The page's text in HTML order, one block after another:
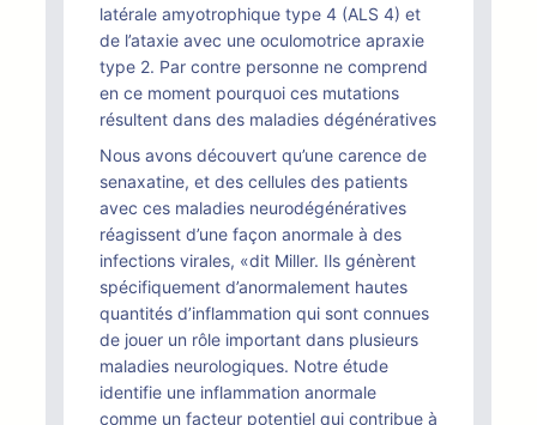
latérale amyotrophique type 4 (ALS 4) et
de l’ataxie avec une oculomotrice apraxie
type 2. Par contre personne ne comprend
en ce moment pourquoi ces mutations
résultent dans des maladies dégénératives
Nous avons découvert qu’une carence de
senaxatine, et des cellules des patients
avec ces maladies neurodégénératives
réagissent d’une façon anormale à des
infections virales, «dit Miller. Ils génèrent
spécifiquement d’anormalement hautes
quantités d’inflammation qui sont connues
de jouer un rôle important dans plusieurs
maladies neurologiques. Notre étude
identifie une inflammation anormale
comme un facteur potentiel qui contribue à